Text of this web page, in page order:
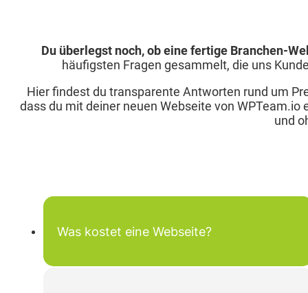
Du überlegst noch, ob eine fertige Branchen-
häufigsten Fragen gesammelt, die uns
Hier findest du transparente Antworten rund um
dass du mit deiner neuen Webseite von
und
Was kostet eine Webseite?